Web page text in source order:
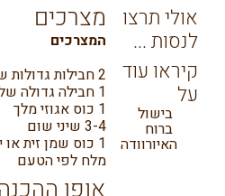
אולי תרצו
לנסות ...
קיראו עוד
על
בישול
ברוח
האיורוודה
מצרכים
המצרכים
2 חבילות גדולות של בזיליקום
1 חבילה גדולה של פטרוזיליה
1 כוס אגוזי מלך
3-4 שיני שום
1 כוס שמן זית או יותר
מלח לפי הטעם